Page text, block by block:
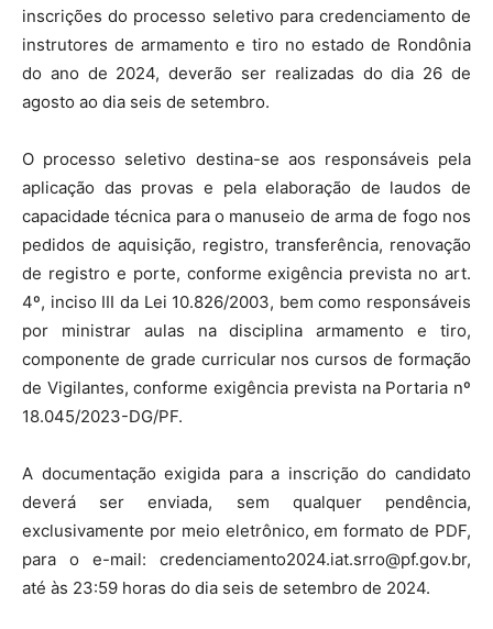
inscrições do processo seletivo para credenciamento de
instrutores de armamento e tiro no estado de Rondônia
do ano de 2024, deverão ser realizadas do dia 26 de
agosto ao dia seis de setembro.
O processo seletivo destina-se aos responsáveis pela
aplicação das provas e pela elaboração de laudos de
capacidade técnica para o manuseio de arma de fogo nos
pedidos de aquisição, registro, transferência, renovação
de registro e porte, conforme exigência prevista no art.
4º, inciso III da Lei 10.826/2003, bem como responsáveis
por ministrar aulas na disciplina armamento e tiro,
componente de grade curricular nos cursos de formação
de Vigilantes, conforme exigência prevista na Portaria nº
18.045/2023-DG/PF.
A documentação exigida para a inscrição do candidato
deverá ser enviada, sem qualquer pendência,
exclusivamente por meio eletrônico, em formato de PDF,
para o e-mail: credenciamento2024.iat.srro@pf.gov.br,
até às 23:59 horas do dia seis de setembro de 2024.